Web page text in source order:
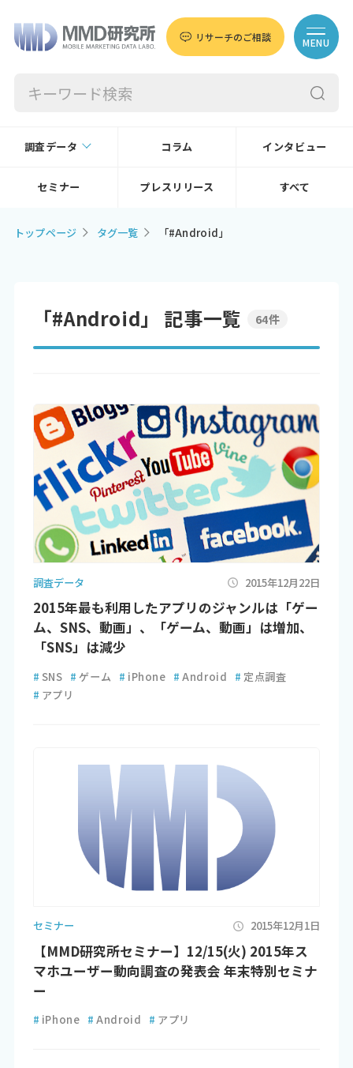
リサーチのご相談 MENU
調査データ コラム インタビュー
セミナー プレスリリース すべて
トップページ タグ一覧 「#Android」
「#Android」 記事一覧 64件
調査データ 2015年12月22日
2015年最も利用したアプリのジャンルは「ゲー
ム、SNS、動画」、「ゲーム、動画」は増加、
「SNS」は減少
# SNS # ゲーム # iPhone # Android # 定点調査
# アプリ
セミナー 2015年12月1日
【MMD研究所セミナー】12/15(火) 2015年ス
マホユーザー動向調査の発表会 年末特別セミナ
ー
# iPhone # Android # アプリ